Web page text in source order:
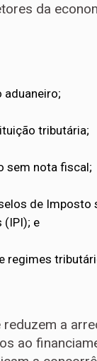
da
tributária;
sem nota fiscal;
de Imposto
(IPI); e
regimes
a
ao